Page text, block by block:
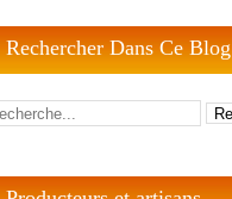
Rechercher Dans Ce Blog